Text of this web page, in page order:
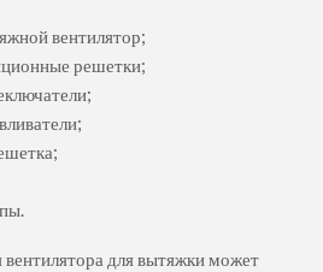
вентилятор;
решетки;
для вытяжки может